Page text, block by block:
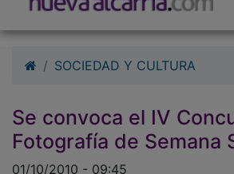
Se convoca el IV
Fotografía de Semana
01/10/2010 - 09:45